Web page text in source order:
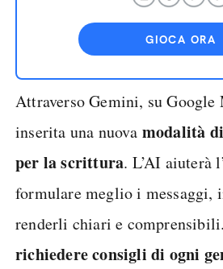
GIOCA ORA
Attraverso Gemini, su Google
inserita una nuova modalità
per la scrittura. L’AI aiuterà
formulare meglio i messaggi,
renderli chiari e
richiedere consigli di ogni